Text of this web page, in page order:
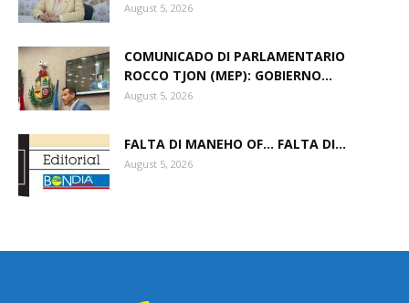
August 5, 2026
COMUNICADO DI PARLAMENTARIO
ROCCO TJON (MEP): GOBIERNO...
August 5, 2026
FALTA DI MANEHO OF… FALTA DI...
August 5, 2026